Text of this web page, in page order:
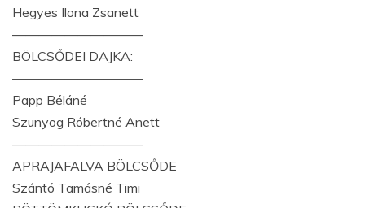
Hegyes Ilona Zsanett
——————————
BÖLCSŐDEI DAJKA:
——————————
Papp Béláné
Szunyog Róbertné Anett
——————————
APRAJAFALVA BÖLCSŐDE
Szántó Tamásné Timi